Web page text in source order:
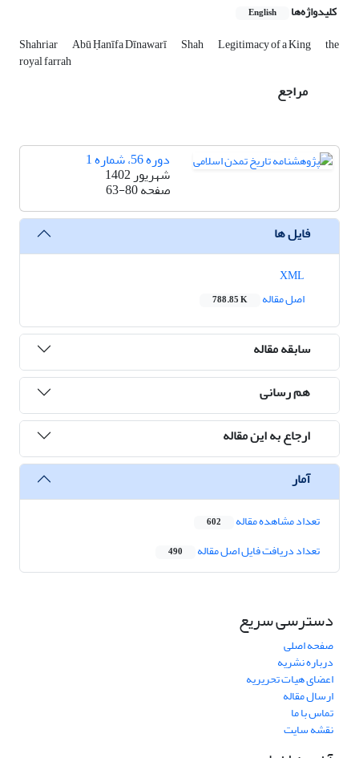
کلیدواژه‌ها English
Shahriar Abū Ḥanīfa Dīnawarī Shah Legitimacy of a King the
royal farrah
مراجع
دوره 56، شماره 1
شهریور 1402
صفحه63-80
فایل ها
اصل مقاله
788.85 K
سابقه مقاله
هم رسانی
ارجاع به این مقاله
آمار
تعداد مشاهده مقاله 602
تعداد دریافت فایل اصل مقاله 490
دسترسی سریع
صفحه اصلی
درباره نشریه
اعضای هیات تحریریه
ارسال مقاله
تماس با ما
نقشه سایت